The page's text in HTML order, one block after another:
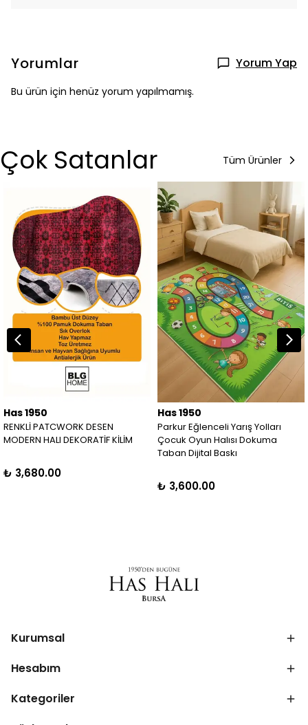
Yorumlar Yorum Yap
Bu ürün için henüz yorum yapılmamış.
Çok Satanlar Tüm Ürünler
Has 1950
RENKLİ PATCWORK DESEN
MODERN HALI DEKORATİF KİLİM
₺ 3,680.00
Has 1950
Parkur Eğlenceli Yarış Yolları
Çocuk Oyun Halısı Dokuma
Taban Dijital Baskı
₺ 3,600.00
Kurumsal
Hesabım
Kategoriler